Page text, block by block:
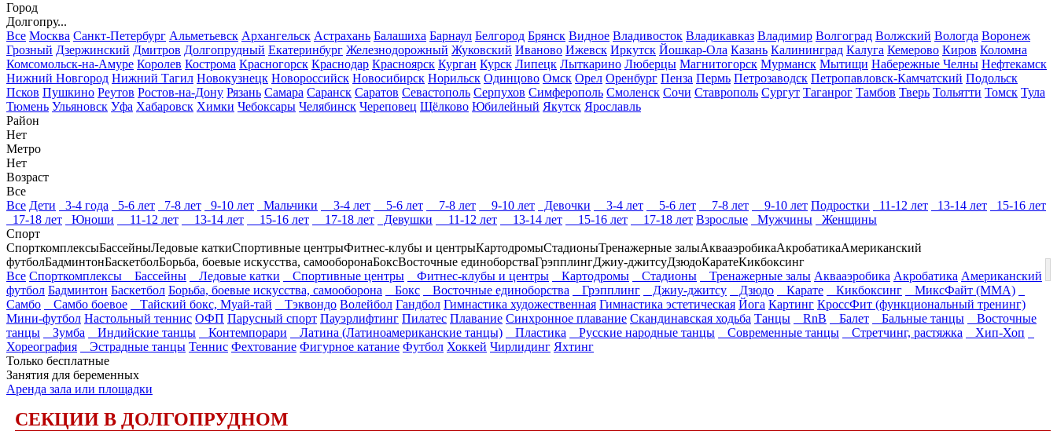
Город
Долгопру...
Все Москва Санкт-Петербург Альметьевск Архангельск Астрахань Балашиха Барнаул Белгород Брянск Видное Владивосток Владикавказ Владимир Волгоград Волжский Вологда Воронеж
Грозный Дзержинский Дмитров Долгопрудный Екатеринбург Железнодорожный Жуковский Иваново Ижевск Иркутск Йошкар-Ола Казань Калининград Калуга Кемерово Киров Коломна
Комсомольск-на-Амуре Королев Кострома Красногорск Краснодар Красноярск Курган Курск Липецк Лыткарино Люберцы Магнитогорск Мурманск Мытищи Набережные Челны Нефтекамск
Нижний Новгород Нижний Тагил Новокузнецк Новороссийск Новосибирск Норильск Одинцово Омск Орел Оренбург Пенза Пермь Петрозаводск Петропавловск-Камчатский Подольск
Псков Пушкино Реутов Ростов-на-Дону Рязань Самара Саранск Саратов Севастополь Серпухов Симферополь Смоленск Сочи Ставрополь Сургут Таганрог Тамбов Тверь Тольятти Томск Тула
Тюмень Ульяновск Уфа Хабаровск Химки Чебоксары Челябинск Череповец Щёлково Юбилейный Якутск Ярославль
Район
Нет
Метро
Нет
Возраст
Все
Все Дети 3-4 года 5-6 лет 7-8 лет 9-10 лет Мальчики 3-4 лет 5-6 лет 7-8 лет 9-10 лет Девочки 3-4 лет 5-6 лет 7-8 лет 9-10 лет Подростки 11-12 лет 13-14 лет
15-16 лет
17-18 лет
Юноши 11-12 лет 13-14 лет 15-16 лет 17-18 лет Девушки 11-12 лет 13-14 лет 15-16 лет 17-18 лет Взрослые Мужчины
Женщины
Спорт
СпорткомплексыБассейныЛедовые каткиСпортивные центрыФитнес-клубы и центрыКартодромыСтадионыТренажерные залыАквааэробикаАкробатикаАмериканский
футболБадминтонБаскетболБорьба, боевые искусства, самооборонаБоксВосточные единоборстваГрэпплингДжиу-джитсуДзюдоКаратеКикбоксинг
Все Спорткомплексы Бассейны Ледовые катки Спортивные центры Фитнес-клубы и центры Картодромы Стадионы Тренажерные залы Аквааэробика Акробатика Американский
футбол Бадминтон Баскетбол Борьба, боевые искусства, самооборона Бокс Восточные единоборства Грэпплинг Джиу-джитсу Дзюдо Карате Кикбоксинг
МиксФайт (ММА)
Самбо
Самбо боевое Тайский бокс, Муай-тай Тэквондо Волейбол Гандбол Гимнастика художественная Гимнастика эстетическая Йога Картинг КроссФит (функциональный тренинг)
Мини-футбол Настольный теннис ОФП Парусный спорт Пауэрлифтинг Пилатес Плавание Синхронное плавание Скандинавская ходьба Танцы RnB Балет Бальные танцы
Восточные
танцы
Зумба Индийские танцы Контемпорари Латина (Латиноамериканские танцы) Пластика Русские народные танцы Современные танцы Стретчинг, растяжка
Хип-Хоп
Хореография
Эстрадные танцы Теннис Фехтование Фигурное катание Футбол Хоккей Чирлидинг Яхтинг
Только бесплатные
Занятия для беременных
Аренда зала или площадки
СЕКЦИИ В ДОЛГОПРУДНОМ